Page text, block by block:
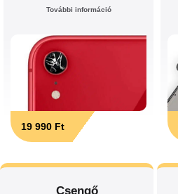
További információ
19 990 Ft
Csengő